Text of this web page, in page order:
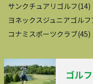
サンクチュアリゴルフ(14)
ヨネックスジュニアゴル
コナミスポーツクラブ(45)
ゴル